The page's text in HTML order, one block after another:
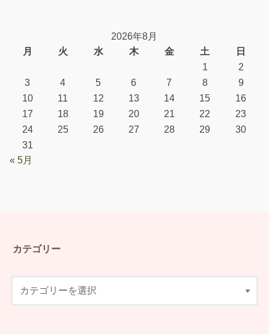
2026年8月
月
火 水 木 金 土
日
1
2
3
4 5 6 7 8
9
10
11 12 13 14 15
16
17
18 19 20 21 22
23
24
25 26 27 28 29
30
31
« 5月
カテゴリー